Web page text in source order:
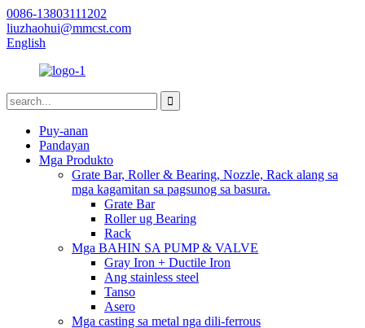
0086-13803111202
liuzhaohui@mmcst.com
English
Puy-anan
Pandayan
Mga Produkto
Grate Bar, Roller & Bearing, Nozzle, Rack alang sa
mga kagamitan sa pagsunog sa basura.
Grate Bar
Roller ug Bearing
Rack
Mga BAHIN SA PUMP & VALVE
Gray Iron + Ductile Iron
Ang stainless steel
Tanso
Asero
Mga casting sa metal nga dili-ferrous